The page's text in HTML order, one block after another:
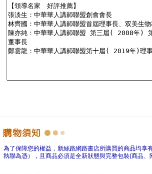
為了保障您的權益，新絲路網路書店所購買的商品均享
執聯為憑），且商品必須是全新狀態與完整包裝(商品